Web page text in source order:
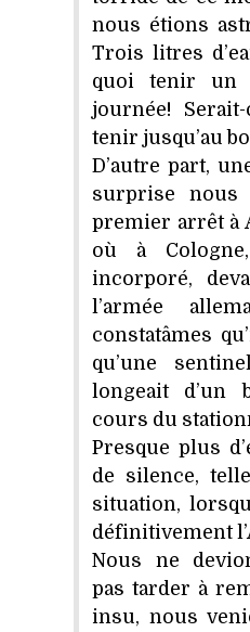
nous étions
Trois litres
quoi tenir un
journée!
tenir jusqu’au
D’autre part,
surprise nous
premier arrêt à
où à
incorporé,
l’armée
constatâmes
qu’une
longeait d’un
cours du
Presque plus
de silence,
situation,
définitivement
Nous ne
pas tarder à
insu, nous